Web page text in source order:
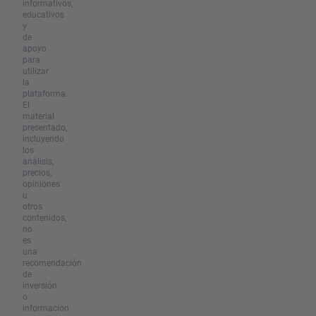
informativos,
educativos
y
de
apoyo
para
utilizar
la
plataforma.
El
material
presentado,
incluyendo
los
análisis,
precios,
opiniones
u
otros
contenidos,
no
es
una
recomendación
de
inversión
o
información